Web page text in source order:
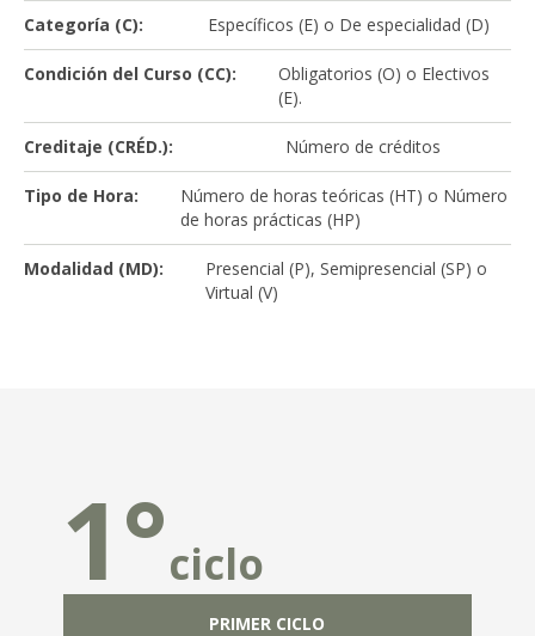
Categoría (C): Específicos (E) o De especialidad (D)
Condición del Curso (CC):
Obligatorios (O) o Electivos
(E).
Creditaje (CRÉD.): Número de créditos
Tipo de Hora:
Número de horas teóricas (HT) o Número
de horas prácticas (HP)
Modalidad (MD):
Presencial (P), Semipresencial (SP) o
Virtual (V)
1°ciclo
PRIMER CICLO